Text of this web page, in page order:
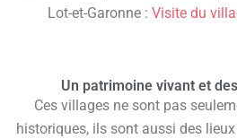
Lot-et-Garonne : Visite du
Un patrimoine vivant et
Ces villages ne sont pas
historiques, ils sont aussi des